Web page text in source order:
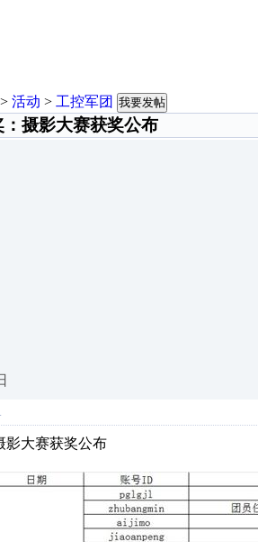
活动 > 工控军团 我要发帖
摄影大赛获奖公布
影大赛获奖公布